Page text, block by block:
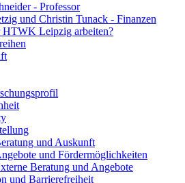
- Professor
und Christin Tunack - Finanzen
HTWK Leipzig arbeiten?
und Auskunft
und Fördermöglichkeiten
Beratung und Angebote
und Barrierefreiheit